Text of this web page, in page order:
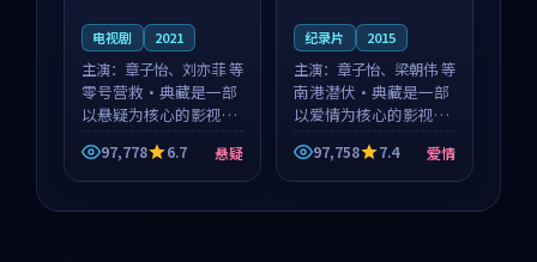
电视剧 2021
主演： 章子怡、刘亦菲 等
零号营救·典藏是一部
以悬疑为核心的影视作
品，围绕危机、反转与
人物成长展开，整体节
奏紧凑，值得推荐观
97,778 6.7 悬疑
纪录片 2015
主演： 章子怡、梁朝伟 等
南港潜伏·典藏是一部
以爱情为核心的影视作
品，围绕危机、反转与
人物成长展开，整体节
奏紧凑，值得推荐观
97,758 7.4 爱情